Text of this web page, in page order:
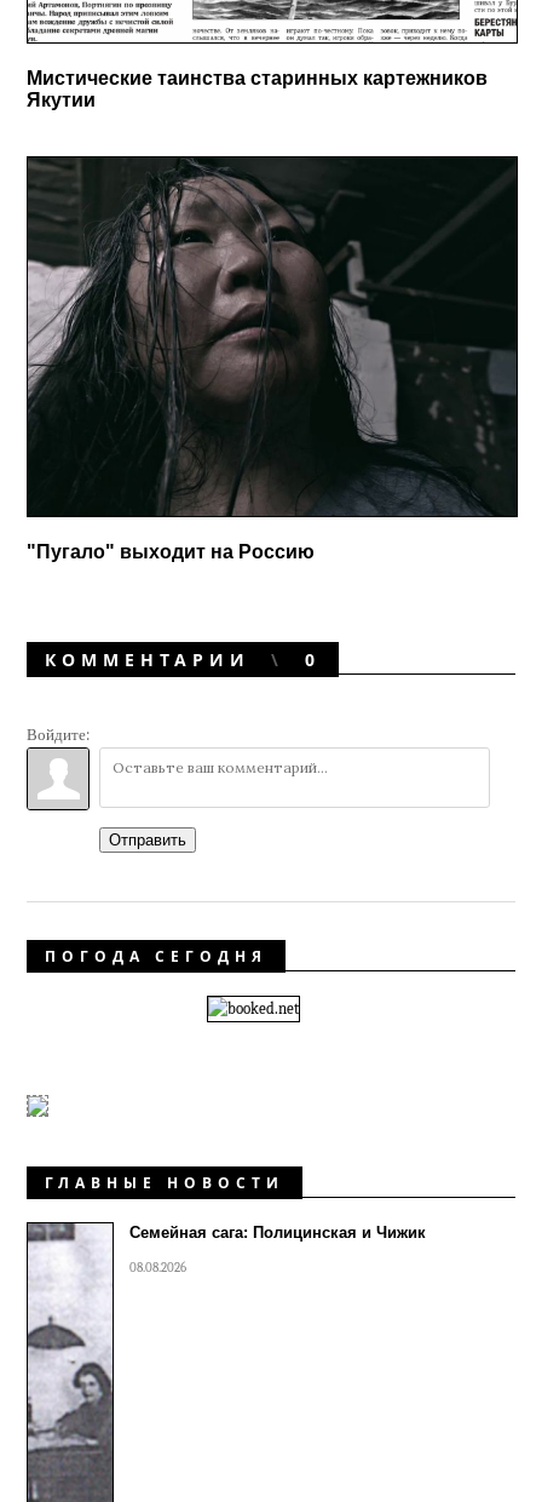
Мистические таинства старинных картежников
Якутии
"Пугало" выходит на Россию
КОММЕНТАРИИ 0
Войдите:
Отправить
ПОГОДА СЕГОДНЯ
ГЛАВНЫЕ НОВОСТИ
Семейная сага: Полицинская и Чижик
08.08.2026